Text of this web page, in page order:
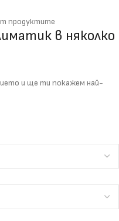
продуктите
в няколко
и ще ти покажем най-